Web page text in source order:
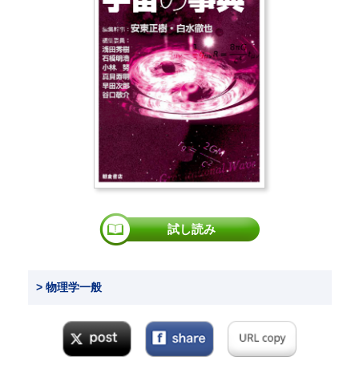
試し読み
> 物理学一般